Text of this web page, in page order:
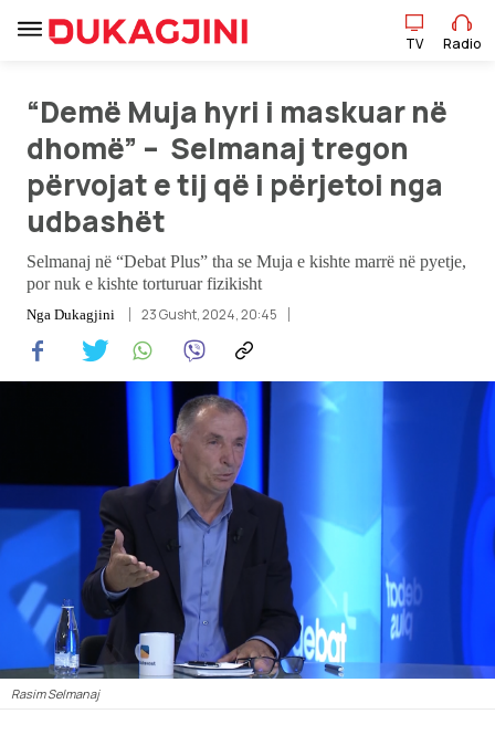
TV Radio
Lajme
Sport
Pikëpamje
Art Jete
Ekonomi
Teknologji
Udhëtime
DuVideo
TV Radio
“Demë Muja hyri i maskuar në
dhomë” – Selmanaj tregon
përvojat e tij që i përjetoi nga
udbashët
Selmanaj në “Debat Plus” tha se Muja e kishte marrë në pyetje,
por nuk e kishte torturuar fizikisht
Nga Dukagjini 23 Gusht, 2024, 20:45
Rasim Selmanaj